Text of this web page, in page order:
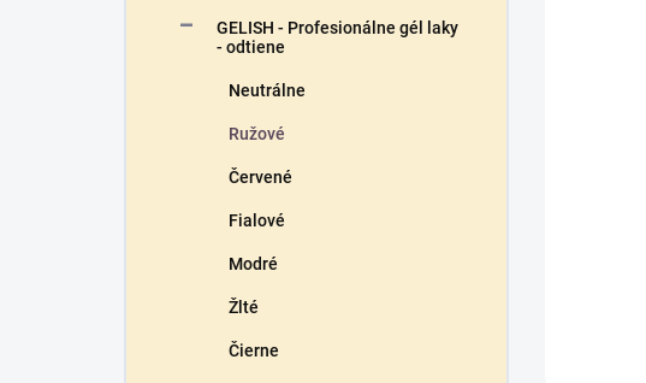
GELISH - Profesionálne gél laky
- odtiene
Neutrálne
Ružové
Červené
Fialové
Modré
Žlté
Čierne